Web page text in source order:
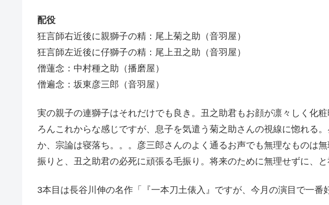
配役
狂言師右近後に親獅子の精：尾上菊之助（音羽屋）
狂言師左近後に仔獅子の精：尾上丑之助（音羽屋）
僧蓮念：中村種之助（播磨屋）
僧遍念：坂東彦三郎（音羽屋）
実の親子の連獅子はそれだけでも良き。丑之助君もお顔が凛々しく化
ろんこれからな感じですが、息子を気遣う菊之助さんの視線に惚れる
か、宗論は寝落ち。。。彦三郎さんのよく通るお声でも無理なものは
振りと、丑之助君の必死に頑張る毛振り。将来のために無理せずに、と
3本目は長谷川伸の名作「『一本刀土俵入』ですが、今月の演目で一番